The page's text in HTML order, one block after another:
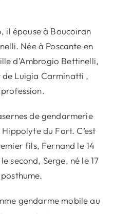
il épouse à Boucoiran
Née à Poscante en
d’Ambrogio Bettinelli,
Luigia Carminatti ,
de gendarmerie
Hippolyte du Fort. C’est
fils, Fernand le 14
second, Serge, né le 17
gendarme mobile au